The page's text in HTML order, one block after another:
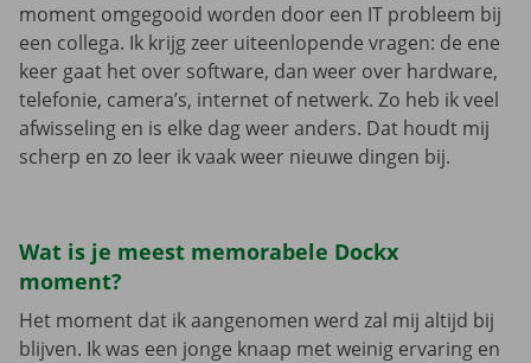
moment omgegooid worden door een IT probleem bij
een collega. Ik krijg zeer uiteenlopende vragen: de ene
keer gaat het over software, dan weer over hardware,
telefonie, camera’s, internet of netwerk. Zo heb ik veel
afwisseling en is elke dag weer anders. Dat houdt mij
scherp en zo leer ik vaak weer nieuwe dingen bij.
Wat is je meest memorabele Dockx
moment?
Het moment dat ik aangenomen werd zal mij altijd bij
blijven. Ik was een jonge knaap met weinig ervaring en